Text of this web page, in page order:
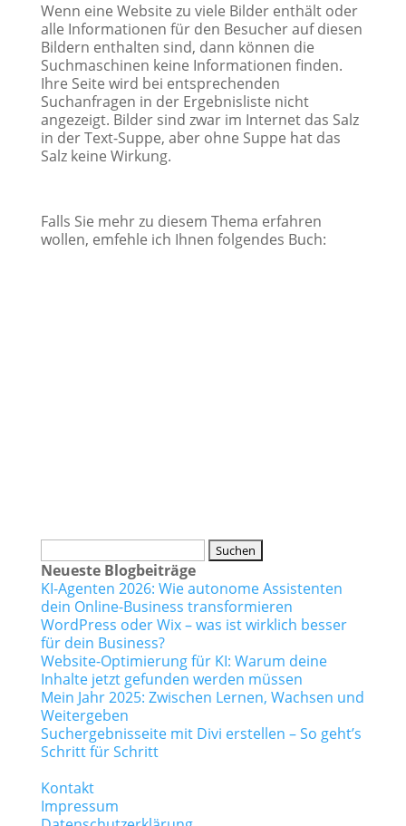
Wenn eine Website zu viele Bilder enthält oder
alle Informationen für den Besucher auf diesen
Bildern enthalten sind, dann können die
Suchmaschinen keine Informationen finden.
Ihre Seite wird bei entsprechenden
Suchanfragen in der Ergebnisliste nicht
angezeigt. Bilder sind zwar im Internet das Salz
in der Text-Suppe, aber ohne Suppe hat das
Salz keine Wirkung.
Falls Sie mehr zu diesem Thema erfahren
wollen, emfehle ich Ihnen folgendes Buch:
nach:
Neueste Blogbeiträge
KI-Agenten 2026: Wie autonome Assistenten
dein Online-Business transformieren
WordPress oder Wix – was ist wirklich besser
für dein Business?
Website-Optimierung für KI: Warum deine
Inhalte jetzt gefunden werden müssen
Mein Jahr 2025: Zwischen Lernen, Wachsen und
Weitergeben
Suchergebnisseite mit Divi erstellen – So geht’s
Schritt für Schritt
Kontakt
Impressum